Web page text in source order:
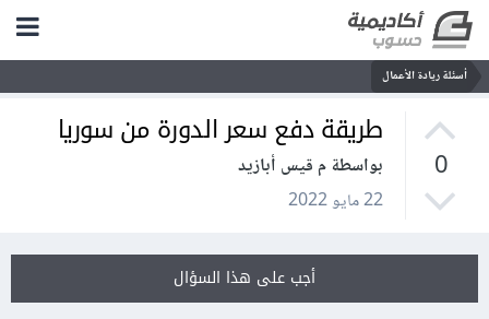
أسئلة ريادة الأعمال
0
طريقة دفع سعر الدورة من سوريا
بواسطة م قيس أبازيد
22 مايو 2022
أجب على هذا السؤال